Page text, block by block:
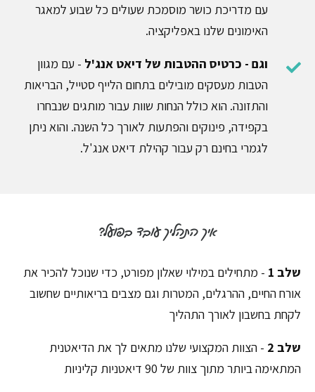
עם מדריכת כושר מוסמכת שעולים כל שבוע למאגר
האימונים שלנו באפליקציה.​
וגם - כרטיס ההטבות של דיאט אנג'ל - עם מגוון
הטבות מעסקים מובילים בתחום הלייף סטייל, הבריאות
והתזונה. הוא כולל הנחות שוות עבור מותגים שנבחרו
בקפידה, פינוקים והפתעות לאורך כל השנה. והוא ניתן
לגמרי בחינם רק עבור קהילת דיאט אנג'ל.
איך התהליך עובד בפועל?
שלב 1
- מתחילים במילוי שאלון מפורט, כדי שנוכל להכיר את
אורח החיים, ההרגלים, המטרות וגם מצבים בריאותיים שחשוב
לקחת בחשבון לאורך התהליך
שלב 2
- הצוות המקצועי שלנו מתאים לך את הדיאטנית
המתאימה ביותר מתוך צוות של 90 דיאטניות קליניות